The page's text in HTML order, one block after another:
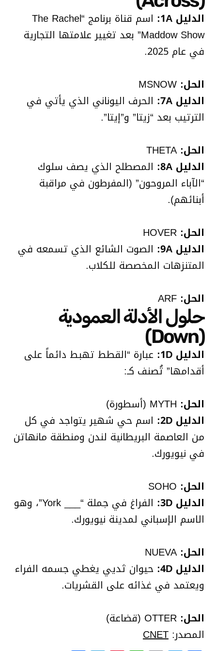
الدليل 1A:
اسم قناة برنامج “The Rachel
Maddow Show” بعد تغيير علامتها التجارية
في عام 2025.
الحل: MSNOW
الدليل 7A:
الحرف اليوناني الذي يأتي في
الترتيب بعد “زيتا” و”إيتا”.
الحل: THETA
الدليل 8A:
المصطلح الذي يصف سلوك
“الآباء المروحون” (المفرطون في مراقبة
أبنائهم).
الحل: HOVER
الدليل 9A:
الصوت الشائع الذي تسمعه في
المتنزهات المخصصة للكلاب.
الحل: ARF
حلول الأدلة العمودية
(Down)
الدليل 1D:
عبارة “القطط تهبط دائماً على
أقدامها” تُصنف كـ:
الحل:
الدليل 2D:
اسم حي شهير يتواجد في كل
من العاصمة البريطانية لندن ومنطقة مانهاتن
في نيويورك.
الحل:
الدليل 3D:
الفراغ في جملة “___ York”، وهو
الاسم الإسباني لمدينة نيويورك.
الحل: NUEVA
الدليل 4D:
حيوان ثديي يغطي جسمه الفراء
ويعتمد في غذائه على القشريات.
الحل: OTTER (قضاعة)
المصدر:CNET